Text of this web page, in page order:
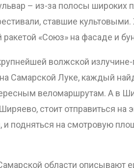
– из-за полосы широких
ставшие
«Союз» на фасаде и
волжской
Самарской Луке, каждый
веломаршрутам. А в
стоит отправиться
и подняться на смотровую
области описывают